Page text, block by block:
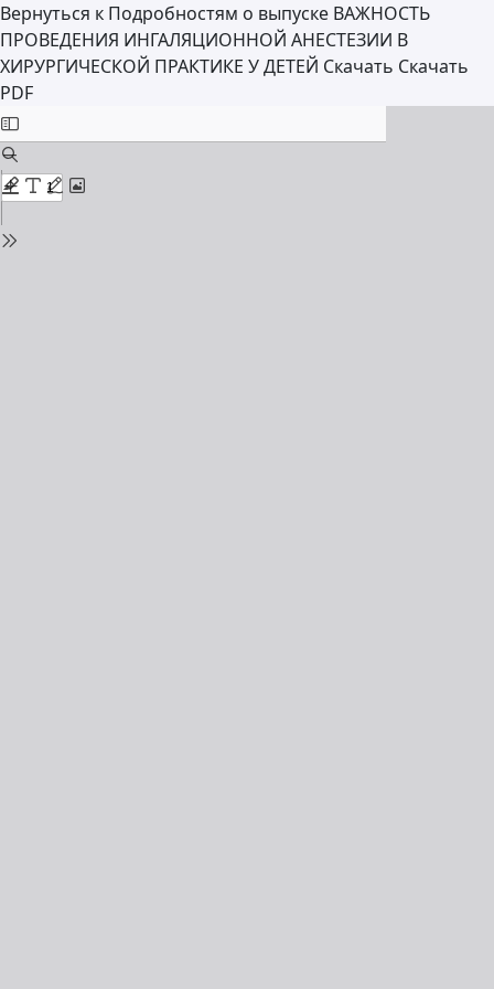
Вернуться к Подробностям о выпуске ВАЖНОСТЬ
ПРОВЕДЕНИЯ ИНГАЛЯЦИОННОЙ АНЕСТЕЗИИ В
ХИРУРГИЧЕСКОЙ ПРАКТИКЕ У ДЕТЕЙ Скачать Скачать
PDF